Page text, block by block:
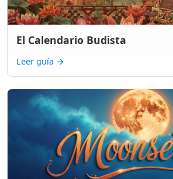
El Calendario Budista
Leer guía →